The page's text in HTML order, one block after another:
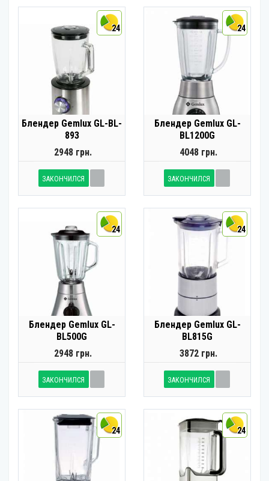
24
Блендер Gemlux GL-BL-
893
2948 грн.
ЗАКОНЧИЛСЯ
24
Блендер Gemlux GL-
BL1200G
4048 грн.
ЗАКОНЧИЛСЯ
24
Блендер Gemlux GL-
BL500G
2948 грн.
ЗАКОНЧИЛСЯ
24
Блендер Gemlux GL-
BL815G
3872 грн.
ЗАКОНЧИЛСЯ
24 24